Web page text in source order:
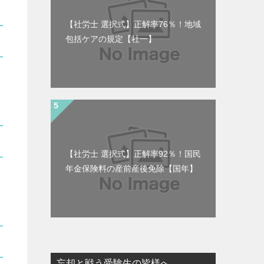
【社労士 選択式】正解率76％！地域
包括ケアの規定【社一】
【社労士 選択式】正解率92％！国民
年金保険料の産前産後免除【国年】